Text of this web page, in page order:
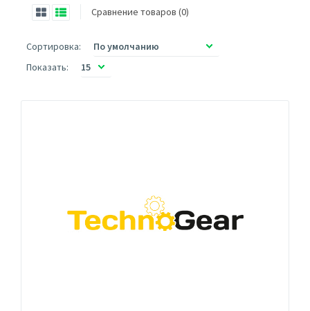
Сравнение товаров (0)
Сортировка:
Показать: